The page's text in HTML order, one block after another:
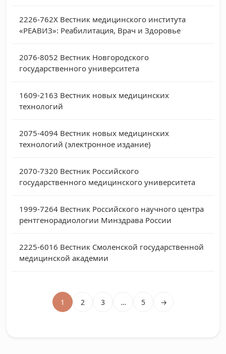
2226-762Х Вестник медицинского института
«РЕАВИЗ»: Реабилитация, Врач и Здоровье
2076-8052 Вестник Новгородского
государственного университета
1609-2163 Вестник новых медицинских
технологий
2075-4094 Вестник новых медицинских
технологий (электронное издание)
2070-7320 Вестник Российского
государственного медицинского университета
1999-7264 Вестник Российского научного центра
рентгенорадиологии Минздрава России
2225-6016 Вестник Смоленской государственной
медицинской академии
1 2 3 … 5 →